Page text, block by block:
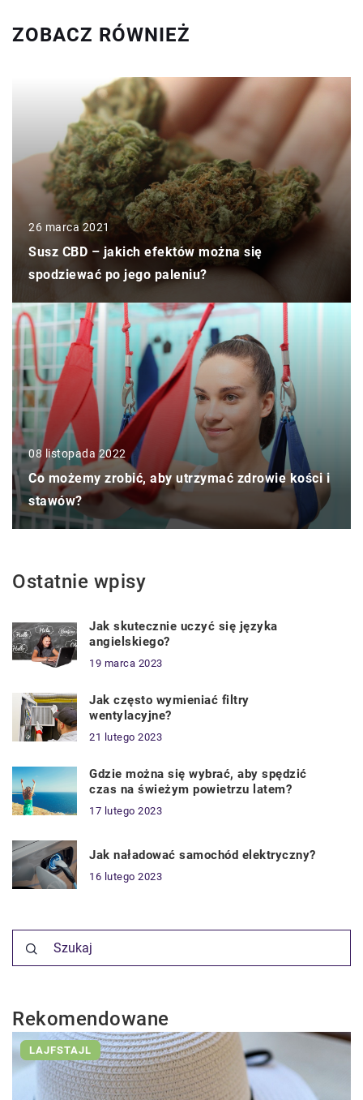
ZOBACZ RÓWNIEŻ
26 marca 2021
Susz CBD – jakich efektów można się
spodziewać po jego paleniu?
08 listopada 2022
Co możemy zrobić, aby utrzymać zdrowie kości i
stawów?
Ostatnie wpisy
Jak skutecznie uczyć się języka
angielskiego?
19 marca 2023
Jak często wymieniać filtry
wentylacyjne?
21 lutego 2023
Gdzie można się wybrać, aby spędzić
czas na świeżym powietrzu latem?
17 lutego 2023
Jak naładować samochód elektryczny?
16 lutego 2023
Rekomendowane
LAJFSTAJL